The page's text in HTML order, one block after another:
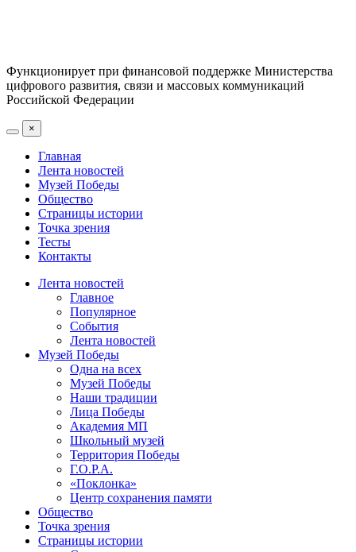
Функционирует при финансовой поддержке Министерства
цифрового развития, связи и массовых коммуникаций
Российской Федерации
×
Главная
Лента новостей
Музей Победы
Общество
Страницы истории
Точка зрения
Тесты
Контакты
Лента новостей
Главное
Популярное
События
Лента новостей
Музей Победы
Одна на всех
Музей Победы
Наши традиции
Лица Победы
Академия МП
Школьный музей
Территория Победы
Г.О.Р.А.
«Поклонка»
Центр сохранения памяти
Общество
Точка зрения
Страницы истории